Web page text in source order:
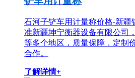
石河子铲车用计量称价格-新疆
准新疆坤宁衡器设备有限公司
等多个地区，质量保障，定制
合作。
了解详情+